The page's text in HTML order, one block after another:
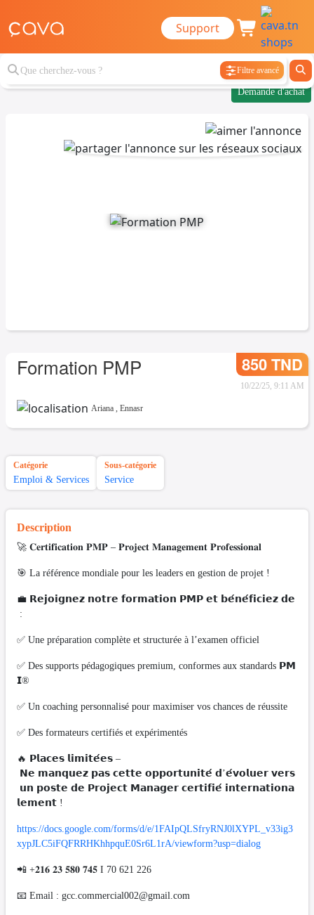
Support
Filtre avancé
Demande d'achat
Formation PMP 850 TND
10/22/25, 9:11 AM
Ariana , Ennasr
Catégorie
Emploi & Services
Sous-catégorie
Service
Description
🚀 𝐂𝐞𝐫𝐭𝐢𝐟𝐢𝐜𝐚𝐭𝐢𝐨𝐧 𝐏𝐌𝐏 – 𝐏𝐫𝐨𝐣𝐞𝐜𝐭 𝐌𝐚𝐧𝐚𝐠𝐞𝐦𝐞𝐧𝐭 𝐏𝐫𝐨𝐟𝐞𝐬𝐬𝐢𝐨𝐧𝐚𝐥
🎯 La référence mondiale pour les leaders en gestion de projet !
💼 𝗥𝗲𝗷𝗼𝗶𝗴𝗻𝗲𝘇 𝗻𝗼𝘁𝗿𝗲 𝗳𝗼𝗿𝗺𝗮𝘁𝗶𝗼𝗻 𝗣𝗠𝗣 𝗲𝘁 𝗯𝗲́𝗻𝗲́𝗳𝗶𝗰𝗶𝗲𝘇 𝗱𝗲
:
✅ Une préparation complète et structurée à l’examen officiel
✅ Des supports pédagogiques premium, conformes aux standards 𝗣𝗠
𝗜®
✅ Un coaching personnalisé pour maximiser vos chances de réussite
✅ Des formateurs certifiés et expérimentés
🔥 𝗣𝗹𝗮𝗰𝗲𝘀 𝗹𝗶𝗺𝗶𝘁𝗲́𝗲𝘀 –
𝗡𝗲 𝗺𝗮𝗻𝗾𝘂𝗲𝘇 𝗽𝗮𝘀 𝗰𝗲𝘁𝘁𝗲 𝗼𝗽𝗽𝗼𝗿𝘁𝘂𝗻𝗶𝘁𝗲́ 𝗱’𝗲́𝘃𝗼𝗹𝘂𝗲𝗿 𝘃𝗲𝗿𝘀
𝘂𝗻 𝗽𝗼𝘀𝘁𝗲 𝗱𝗲 𝗣𝗿𝗼𝗷𝗲𝗰𝘁 𝗠𝗮𝗻𝗮𝗴𝗲𝗿 𝗰𝗲𝗿𝘁𝗶𝗳𝗶𝗲́ 𝗶𝗻𝘁𝗲𝗿𝗻𝗮𝘁𝗶𝗼𝗻𝗮
𝗹𝗲𝗺𝗲𝗻𝘁 !
https://docs.google.com/forms/d/e/1FAIpQLSfryRNJ0lXYPL_v33ig3
xypJLC5iFQFRRHKhhpquE0Sr6L1rA/viewform?usp=dialog
📲 +𝟐𝟏𝟔 𝟐𝟑 𝟓𝟖𝟎 𝟕𝟒𝟓 I 70 621 226
📧 Email : gcc.commercial002@gmail.com